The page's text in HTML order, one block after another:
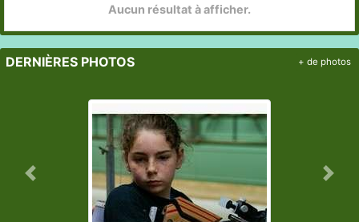
Aucun résultat à afficher.
DERNIÈRES PHOTOS
Précedent
+ de photos